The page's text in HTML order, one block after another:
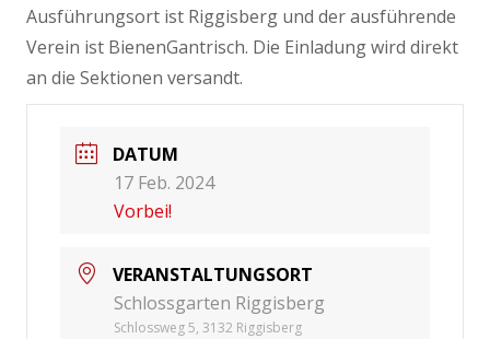
Ausführungsort ist Riggisberg und der ausführende
Verein ist BienenGantrisch. Die Einladung wird direkt
an die Sektionen versandt.
DATUM
17 Feb. 2024
Vorbei!
VERANSTALTUNGSORT
Schlossgarten Riggisberg
Schlossweg 5, 3132 Riggisberg